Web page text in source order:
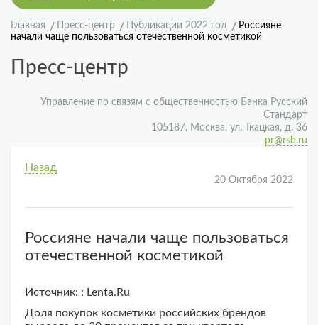
Главная Пресс-центр Публикации 2022 год
Россияне
начали чаще пользоваться отечественной косметикой
Пресс-центр
Управление по связям с общественностью Банка Русский
Стандарт
105187, Москва, ул. Ткацкая, д. 36
pr@rsb.ru
Назад
20 Октября 2022
Россияне начали чаще пользоваться
отечественной косметикой
Источник: : Lenta.Ru
Доля покупок косметики российских брендов